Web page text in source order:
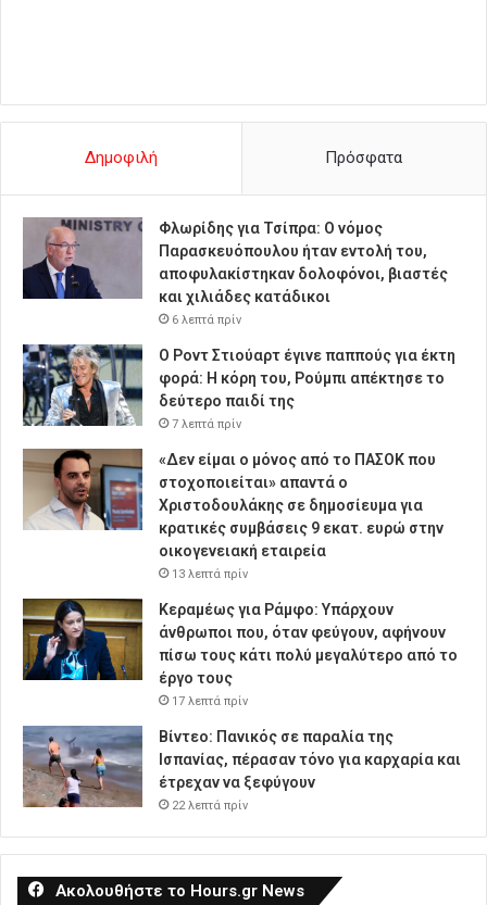
Δημοφιλή Πρόσφατα
Φλωρίδης για Τσίπρα: Ο νόμος
Παρασκευόπουλου ήταν εντολή του,
αποφυλακίστηκαν δολοφόνοι, βιαστές
και χιλιάδες κατάδικοι
6 λεπτά πρίν
Ο Ροντ Στιούαρτ έγινε παππούς για έκτη
φορά: Η κόρη του, Ρούμπι απέκτησε το
δεύτερο παιδί της
7 λεπτά πρίν
«Δεν είμαι ο μόνος από το ΠΑΣΟΚ που
στοχοποιείται» απαντά ο
Χριστοδουλάκης σε δημοσίευμα για
κρατικές συμβάσεις 9 εκατ. ευρώ στην
οικογενειακή εταιρεία
13 λεπτά πρίν
Κεραμέως για Ράμφο: Υπάρχουν
άνθρωποι που, όταν φεύγουν, αφήνουν
πίσω τους κάτι πολύ μεγαλύτερο από το
έργο τους
17 λεπτά πρίν
Βίντεο: Πανικός σε παραλία της
Ισπανίας, πέρασαν τόνο για καρχαρία και
έτρεχαν να ξεφύγουν
22 λεπτά πρίν
Ακολουθήστε το Hours.gr News